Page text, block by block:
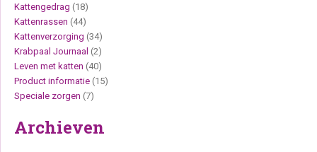
Kattengedrag (18)
Kattenrassen (44)
Kattenverzorging (34)
Krabpaal Journaal (2)
Leven met katten (40)
Product informatie (15)
Speciale zorgen (7)
Archieven